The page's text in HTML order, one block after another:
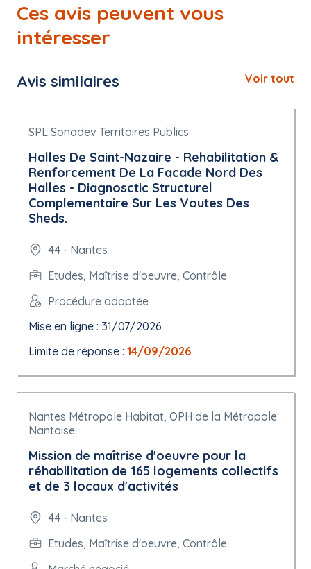
Ces avis peuvent vous
intéresser
Avis similaires Voir tout
SPL Sonadev Territoires Publics
Halles De Saint-Nazaire - Rehabilitation &
Renforcement De La Facade Nord Des
Halles - Diagnosctic Structurel
Complementaire Sur Les Voutes Des
Sheds.
44 - Nantes
Etudes, Maîtrise d'oeuvre, Contrôle
Procédure adaptée
Mise en ligne : 31/07/2026
Limite de réponse : 14/09/2026
Nantes Métropole Habitat, OPH de la Métropole
Nantaise
Mission de maîtrise d'oeuvre pour la
réhabilitation de 165 logements collectifs
et de 3 locaux d'activités
44 - Nantes
Etudes, Maîtrise d'oeuvre, Contrôle